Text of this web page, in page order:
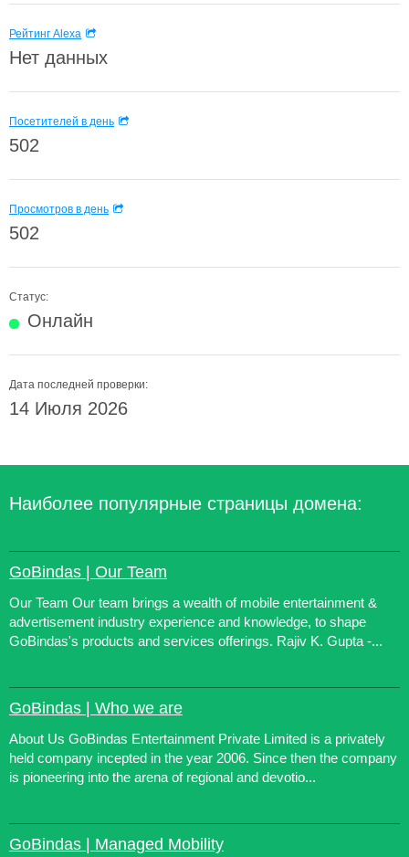
Рейтинг Alexa
Нет данных
Посетителей в день
502
Просмотров в день
502
Статус:
Онлайн
Дата последней проверки:
14 Июля 2026
Наиболее популярные страницы домена:
GoBindas | Our Team
Our Team Our team brings a wealth of mobile entertainment &
advertisement industry experience and knowledge, to shape
GoBindas's products and services offerings. Rajiv K. Gupta -...
GoBindas | Who we are
About Us GoBindas Entertainment Private Limited is a privately
held company incepted in the year 2006. Since then the company
is pioneering into the arena of regional and devotio...
GoBindas | Managed Mobility